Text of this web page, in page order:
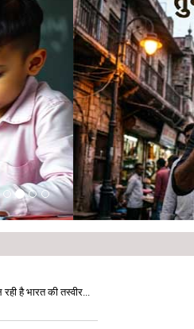
है भारत की तस्वीर...